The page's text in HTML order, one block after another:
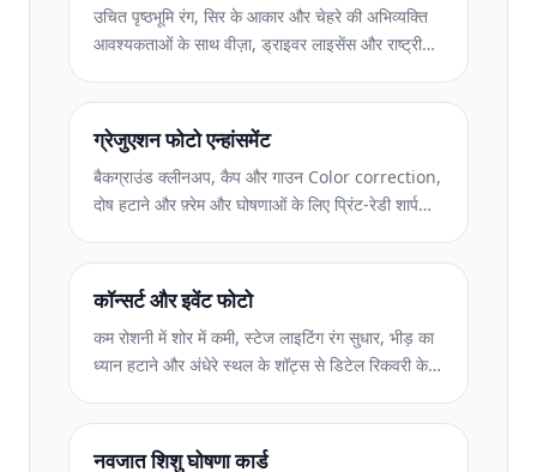
उचित पृष्ठभूमि रंग, सिर के आकार और चेहरे की अभिव्यक्ति
आवश्यकताओं के साथ वीज़ा, ड्राइवर लाइसेंस और राष्ट्रीय
ग्रेजुएशन फोटो एन्हांसमेंट
बैकग्राउंड क्लीनअप, कैप और गाउन Color correction,
दोष हटाने और फ़्रेम और घोषणाओं के लिए प्रिंट-रेडी शार्पनिंग
कॉन्सर्ट और इवेंट फोटो
कम रोशनी में शोर में कमी, स्टेज लाइटिंग रंग सुधार, भीड़ का
ध्यान हटाने और अंधेरे स्थल के शॉट्स से डिटेल रिकवरी के
नवजात शिशु घोषणा कार्ड